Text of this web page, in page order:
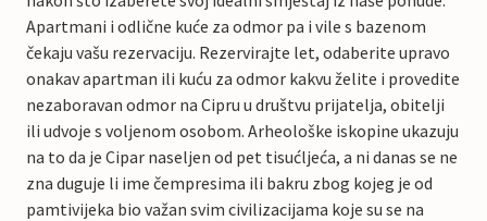
Apartmani i odlične kuće za odmor pa i vile s bazenom
čekaju vašu rezervaciju. Rezervirajte let, odaberite upravo
onakav apartman ili kuću za odmor kakvu želite i provedite
nezaboravan odmor na Cipru u društvu prijatelja, obitelji
ili udvoje s voljenom osobom. Arheološke iskopine ukazuju
na to da je Cipar naseljen od pet tisućljeća, a ni danas se ne
zna duguje li ime čempresima ili bakru zbog kojeg je od
pamtivijeka bio važan svim civilizacijama koje su se na